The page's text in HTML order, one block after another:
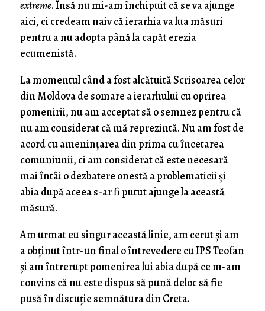
extreme. Însă nu mi-am închipuit că se va ajunge
aici, ci credeam naiv că ierarhia va lua măsuri
pentru a nu adopta până la capăt erezia
ecumenistă.
La momentul când a fost alcătuită Scrisoarea celor
din Moldova de somare a ierarhului cu oprirea
pomenirii, nu am acceptat să o semnez pentru că
nu am considerat că mă reprezintă. Nu am fost de
acord cu amenințarea din prima cu încetarea
comuniunii, ci am considerat că este necesară
mai întâi o dezbatere onestă a problematicii și
abia după aceea s-ar fi putut ajunge la această
măsură.
Am urmat eu singur această linie, am cerut și am
a obținut într-un final o întrevedere cu IPS Teofan
și am întrerupt pomenirea lui abia după ce m-am
convins că nu este dispus să pună deloc să fie
pusă în discuție semnătura din Creta.